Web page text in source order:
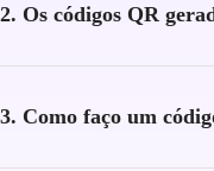
2. Os códigos QR
3. Como faço um